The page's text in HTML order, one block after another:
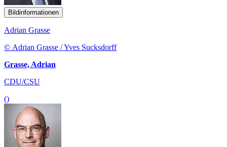
Bildinformationen
Adrian Grasse
© Adrian Grasse / Yves Sucksdorff
Grasse, Adrian
CDU/CSU
()